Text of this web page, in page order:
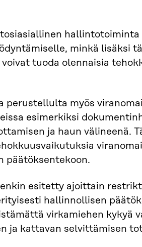
minkä lisäksi
tuoda olennaisia
myös
esimerkiksi
ja haun välineenä.
päätöksentekoon.
esitetty ajoittain
hallinnollisen
virkamiehen kykyä
ja kattavan selvittämisen